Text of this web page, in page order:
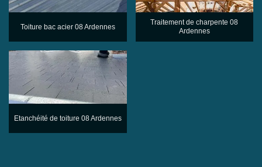
Toiture bac acier 08 Ardennes
Traitement de charpente 08
Ardennes
Etanchéité de toiture 08 Ardennes